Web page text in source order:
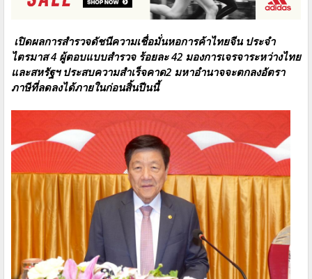
เปิดผลการสำรวจดัชนีความเชื่อมั่นหอการค้าไทยจีน ประจำ
ไตรมาส 4 ผู้ตอบแบบสำรวจ ร้อยละ 42 มองการเจรจาระหว่างไทย
และสหรัฐฯ ประสบความสำเร็จคาด2 มหาอำนาจจะตกลงอัตรา
ภาษีที่ลดลงได้ภายในก่อนสิ้นปีนนี้